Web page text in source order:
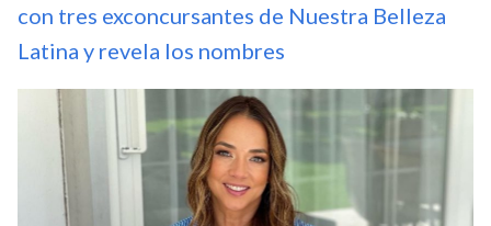
con tres exconcursantes de Nuestra Belleza
Latina y revela los nombres